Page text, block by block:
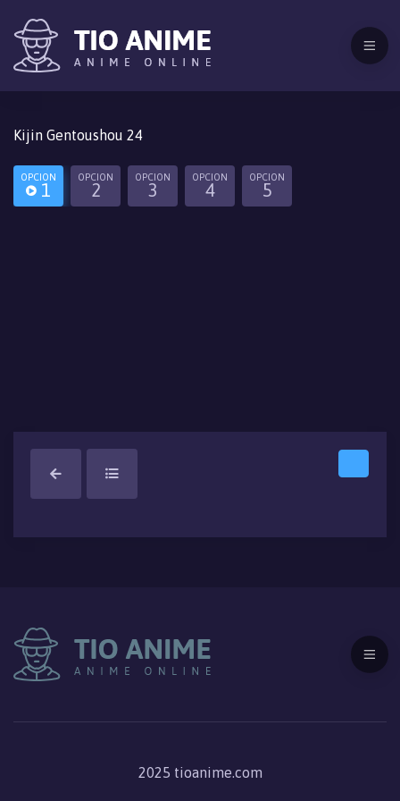
Kijin Gentoushou 24
OPCION
1
OPCION
2
OPCION
3
OPCION
4
OPCION
5
2025 tioanime.com